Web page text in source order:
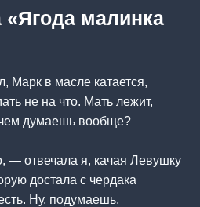
«Ягода малинка
Марк в масле катается,
не на что. Мать лежит,
думаешь вообще?
отвечала я, качая Левушку
достала с чердака
Ну, подумаешь,